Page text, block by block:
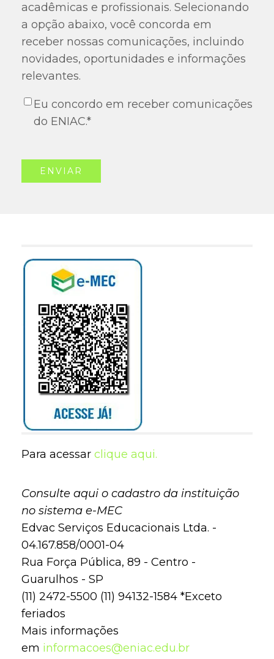
acadêmicas e profissionais. Selecionando
a opção abaixo, você concorda em
receber nossas comunicações, incluindo
novidades, oportunidades e informações
relevantes.
Eu concordo em receber comunicações
do ENIAC.*
Para acessar clique aqui.
Consulte aqui o cadastro da instituição
no sistema e-MEC
Edvac Serviços Educacionais Ltda. -
04.167.858/0001-04
Rua Força Pública, 89 - Centro -
Guarulhos - SP
(11) 2472-5500 (11) 94132-1584 *Exceto
feriados
Mais informações
em informacoes@eniac.edu.br